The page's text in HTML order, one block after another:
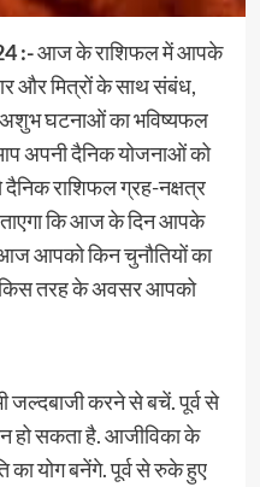
:-आज के राशिफल में आपके
और मित्रों के साथ संबंध,
घटनाओं का भविष्यफल
अपनी दैनिक योजनाओं को
राशिफल ग्रह-नक्षत्र
कि आज के दिन आपके
आपको किन चुनौतियों का
किस तरह के अवसर आपको
जल्दबाजी करने से बचें. पूर्व से
हो सकता है. आजीविका के
का योग बनेंगे. पूर्व से रुके हुए